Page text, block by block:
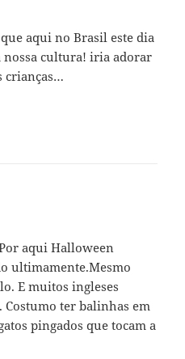
aqui no Brasil este dia
nossa cultura! iria adorar
crianças…
aqui Halloween
ultimamente.Mesmo
E muitos ingleses
Costumo ter balinhas em
pingados que tocam a